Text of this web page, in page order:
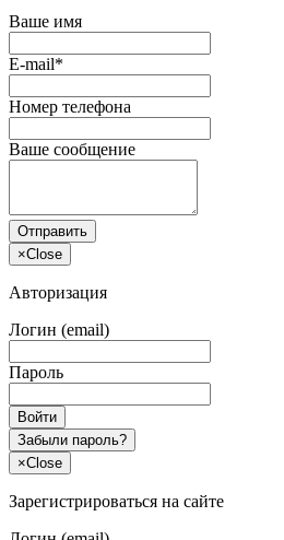
Ваше имя
E-mail*
Номер телефона
Ваше сообщение
Отправить
×Close
Авторизация
Логин (email)
Пароль
Войти
Забыли пароль?
×Close
Зарегистрироваться на сайте